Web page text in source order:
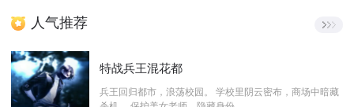
人气推荐
特战兵王混花都
兵王回归都市，浪荡校园。 学校里阴云密布，商场中暗藏